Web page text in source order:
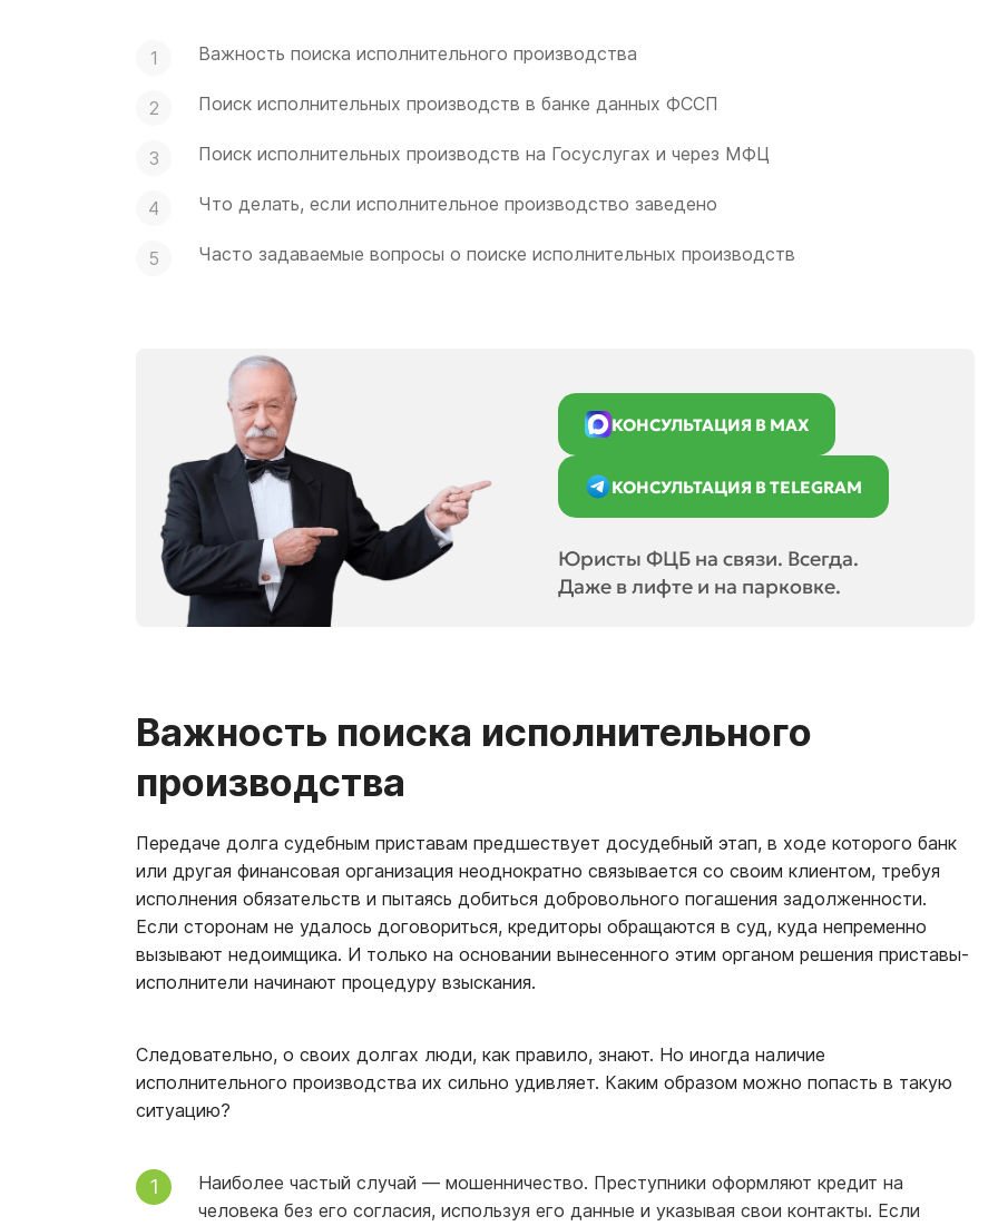
Важность поиска исполнительного производства
Поиск исполнительных производств в банке данных ФССП
Поиск исполнительных производств на Госуслугах и через МФЦ
Что делать, если исполнительное производство заведено
Часто задаваемые вопросы о поиске исполнительных производств
КОНСУЛЬТАЦИЯ В MAX
КОНСУЛЬТАЦИЯ В TELEGRAM
Юристы ФЦБ на связи. Всегда.
Даже в лифте и на парковке.
Важность поиска исполнительного
производства
Передаче долга судебным приставам предшествует досудебный этап, в ходе которого банк
или другая финансовая организация неоднократно связывается со своим клиентом, требуя
исполнения обязательств и пытаясь добиться добровольного погашения задолженности.
Если сторонам не удалось договориться, кредиторы обращаются в суд, куда непременно
вызывают недоимщика. И только на основании вынесенного этим органом решения приставы-
исполнители начинают процедуру взыскания.
Следовательно, о своих долгах люди, как правило, знают. Но иногда наличие
исполнительного производства их сильно удивляет. Каким образом можно попасть в такую
ситуацию?
Наиболее частый случай — мошенничество. Преступники оформляют кредит на
человека без его согласия, используя его данные и указывая свои контакты. Если